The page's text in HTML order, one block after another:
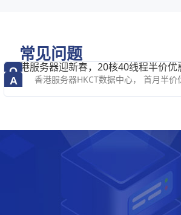
常见问题
Q
香港服务器迎新春，20核40线程半价优
A 香港服务器HKCT数据中心， 首月半